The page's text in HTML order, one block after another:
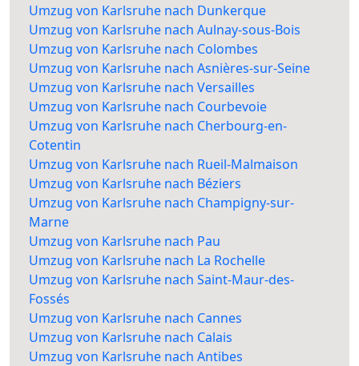
Umzug von Karlsruhe nach Dunkerque
Umzug von Karlsruhe nach Aulnay-sous-Bois
Umzug von Karlsruhe nach Colombes
Umzug von Karlsruhe nach Asnières-sur-Seine
Umzug von Karlsruhe nach Versailles
Umzug von Karlsruhe nach Courbevoie
Umzug von Karlsruhe nach Cherbourg-en-
Cotentin
Umzug von Karlsruhe nach Rueil-Malmaison
Umzug von Karlsruhe nach Béziers
Umzug von Karlsruhe nach Champigny-sur-
Marne
Umzug von Karlsruhe nach Pau
Umzug von Karlsruhe nach La Rochelle
Umzug von Karlsruhe nach Saint-Maur-des-
Fossés
Umzug von Karlsruhe nach Cannes
Umzug von Karlsruhe nach Calais
Umzug von Karlsruhe nach Antibes